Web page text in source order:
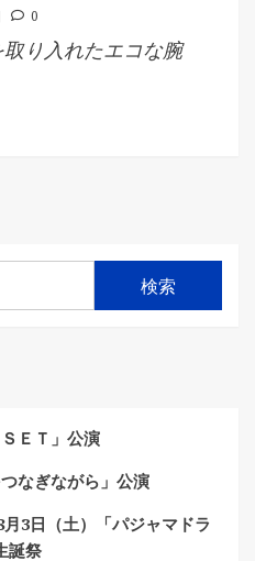
0
り入れたエコな腕
検索
ＥＴ」公演
なぎながら」公演
月3日（土）「パジャマドラ
誕祭